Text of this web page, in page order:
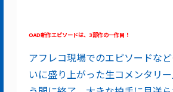
OAD新作エピソードは、3部作の一作目！
アフレコ現場でのエピソードな
いに盛り上がった生コメンタリ